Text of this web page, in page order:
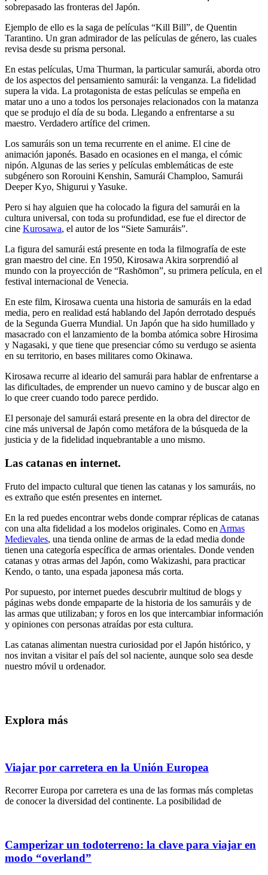
sobrepasado las fronteras del Japón.
Ejemplo de ello es la saga de películas “Kill Bill”, de Quentin
Tarantino. Un gran admirador de las películas de género, las cuales
revisa desde su prisma personal.
En estas películas, Uma Thurman, la particular samurái, aborda otro
de los aspectos del pensamiento samurái: la venganza. La fidelidad
supera la vida. La protagonista de estas películas se empeña en
matar uno a uno a todos los personajes relacionados con la matanza
que se produjo el día de su boda. Llegando a enfrentarse a su
maestro. Verdadero artífice del crimen.
Los samuráis son un tema recurrente en el anime. El cine de
animación japonés. Basado en ocasiones en el manga, el cómic
nipón. Algunas de las series y películas emblemáticas de este
subgénero son Rorouini Kenshin, Samurái Champloo, Samurái
Deeper Kyo, Shigurui y Yasuke.
Pero si hay alguien que ha colocado la figura del samurái en la
cultura universal, con toda su profundidad, ese fue el director de
cine Kurosawa, el autor de los “Siete Samuráis”.
La figura del samurái está presente en toda la filmografía de este
gran maestro del cine. En 1950, Kirosawa Akira sorprendió al
mundo con la proyección de “Rashōmon”, su primera película, en el
festival internacional de Venecia.
En este film, Kirosawa cuenta una historia de samuráis en la edad
media, pero en realidad está hablando del Japón derrotado después
de la Segunda Guerra Mundial. Un Japón que ha sido humillado y
masacrado con el lanzamiento de la bomba atómica sobre Hirosima
y Nagasaki, y que tiene que presenciar cómo su verdugo se asienta
en su territorio, en bases militares como Okinawa.
Kirosawa recurre al ideario del samurái para hablar de enfrentarse a
las dificultades, de emprender un nuevo camino y de buscar algo en
lo que creer cuando todo parece perdido.
El personaje del samurái estará presente en la obra del director de
cine más universal de Japón como metáfora de la búsqueda de la
justicia y de la fidelidad inquebrantable a uno mismo.
Las catanas en internet.
Fruto del impacto cultural que tienen las catanas y los samuráis, no
es extraño que estén presentes en internet.
En la red puedes encontrar webs donde comprar réplicas de catanas
con una alta fidelidad a los modelos originales. Como en Armas
Medievales, una tienda online de armas de la edad media donde
tienen una categoría específica de armas orientales. Donde venden
catanas y otras armas del Japón, como Wakizashi, para practicar
Kendo, o tanto, una espada japonesa más corta.
Por supuesto, por internet puedes descubrir multitud de blogs y
páginas webs donde empaparte de la historia de los samuráis y de
las armas que utilizaban; y foros en los que intercambiar información
y opiniones con personas atraídas por esta cultura.
Las catanas alimentan nuestra curiosidad por el Japón histórico, y
nos invitan a visitar el país del sol naciente, aunque solo sea desde
nuestro móvil u ordenador.
Explora más
Viajar por carretera en la Unión Europea
Recorrer Europa por carretera es una de las formas más completas
de conocer la diversidad del continente. La posibilidad de
Camperizar un todoterreno: la clave para viajar en
modo “overland”